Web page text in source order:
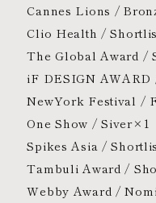
Cannes Lions /
Clio Health /
The Global Award /
iF DESIGN
NewYork Festival /
One Show / Siver×1
Spikes Asia /
Tambuli Award /
Webby Award /